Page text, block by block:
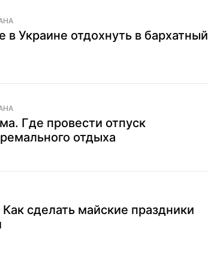
в Украине отдохнуть в бархатный
Где провести отпуск
отдыха
сделать майские праздники